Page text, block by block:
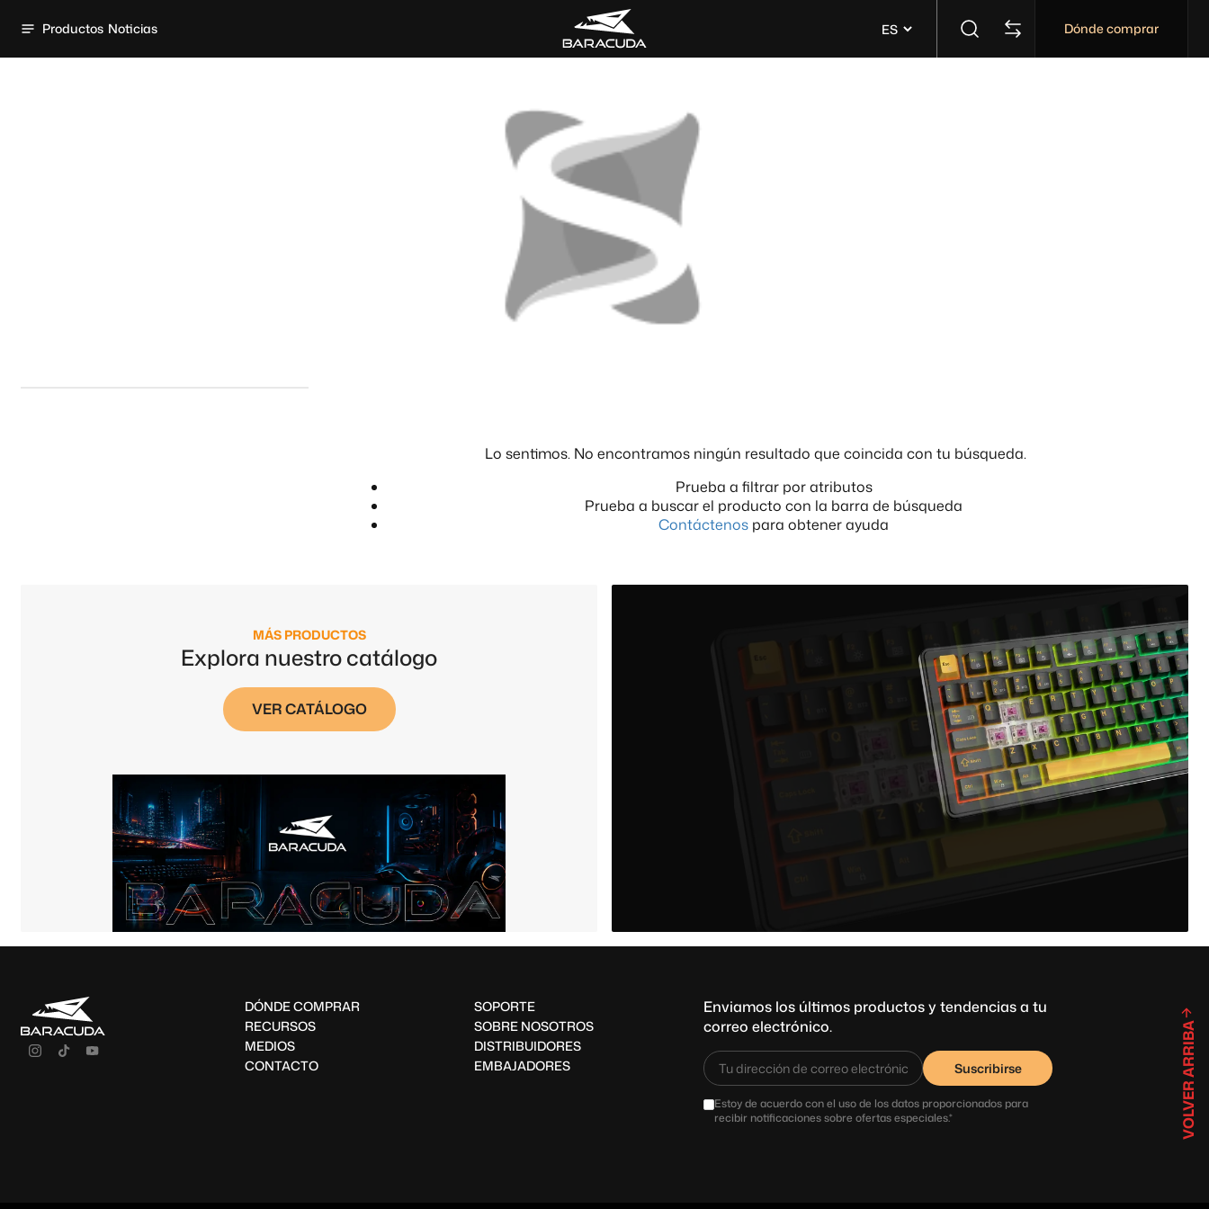
Productos Noticias Dónde comprar
Lo sentimos. No encontramos ningún resultado que coincida con tu búsqueda.
Prueba a filtrar por atributos
Prueba a buscar el producto con la barra de búsqueda
Contáctenos para obtener ayuda
MÁS PRODUCTOS
Explora nuestro catálogo
VER CATÁLOGO
DÓNDE COMPRAR
RECURSOS
MEDIOS
CONTACTO
SOPORTE
SOBRE NOSOTROS
DISTRIBUIDORES
EMBAJADORES
Enviamos los últimos productos y tendencias a tu
correo electrónico.
Suscribirse
Estoy de acuerdo con el uso de los datos proporcionados para
recibir notificaciones sobre ofertas especiales.*
VOLVER ARRIBA